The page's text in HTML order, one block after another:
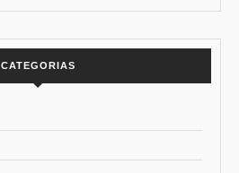
CATEGORIAS